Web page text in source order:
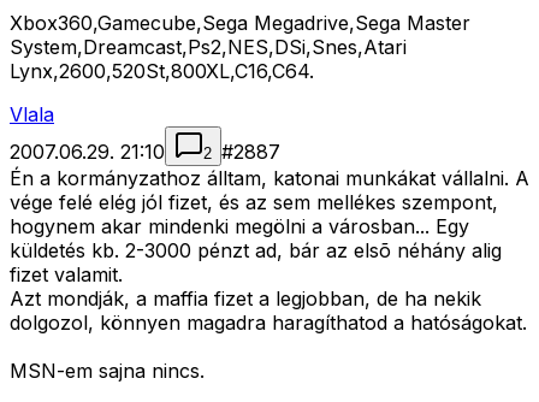
Xbox360,Gamecube,Sega Megadrive,Sega Master
System,Dreamcast,Ps2,NES,DSi,Snes,Atari
Lynx,2600,520St,800XL,C16,C64.
Vlala
2007.06.29. 21:10
2 #2887
Én a kormányzathoz álltam, katonai munkákat vállalni. A
vége felé elég jól fizet, és az sem mellékes szempont,
hogynem akar mindenki megölni a városban... Egy
küldetés kb. 2-3000 pénzt ad, bár az elsõ néhány alig
fizet valamit.
Azt mondják, a maffia fizet a legjobban, de ha nekik
dolgozol, könnyen magadra haragíthatod a hatóságokat.
MSN-em sajna nincs.